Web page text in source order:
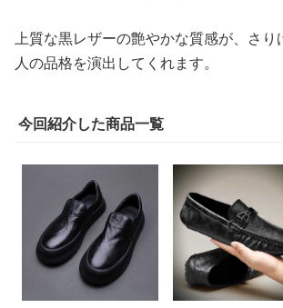
上質な黒レザーの艶やかな質感が、さり
人の品格を演出してくれます。
今回紹介した商品一覧